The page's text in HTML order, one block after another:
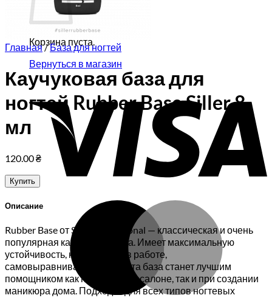
Корзина пуста.
Вернуться в магазин
Главная/ База для ногтей
Каучуковая база для
ногтей Rubber Base Siller 8
мл
120.00₴
Купить
Описание
Rubber Base от Siller Professional — классическая и очень
популярная каучуковая база. Имеет максимальную
устойчивость, комфортная в работе,
самовыравнивающийся — эта база станет лучшим
помощником как при работе в салоне, так и при создании
маникюра дома. Подходит для всех типов ногтевых